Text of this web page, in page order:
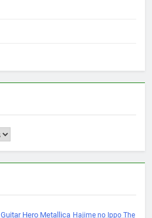
Guitar Hero Metallica Hajime no Ippo The